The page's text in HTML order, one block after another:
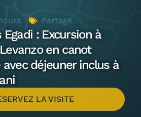
Partagé
: Excursion à
en canot
déjeuner inclus à
LA VISITE